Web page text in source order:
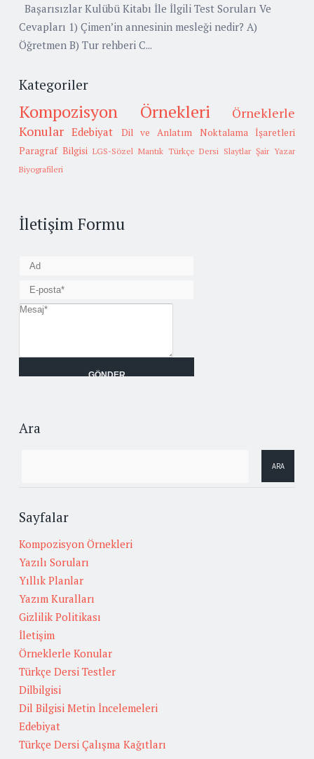
Başarısızlar Kulübü Kitabı İle İlgili Test Soruları Ve
Cevapları 1) Çimen’in annesinin mesleği nedir? A)
Öğretmen B) Tur rehberi C...
Kategoriler
Kompozisyon Örnekleri
Örneklerle
Konular Edebiyat Dil ve Anlatım
Noktalama İşaretleri
Paragraf Bilgisi LGS-Sözel Mantık Türkçe Dersi Slaytlar Şair Yazar
Biyografileri
İletişim Formu
Ara
Sayfalar
Kompozisyon Örnekleri
Yazılı Soruları
Yıllık Planlar
Yazım Kuralları
Gizlilik Politikası
İletişim
Örneklerle Konular
Türkçe Dersi Testler
Dilbilgisi
Dil Bilgisi Metin İncelemeleri
Edebiyat
Türkçe Dersi Çalışma Kağıtları